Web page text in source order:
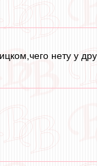
нету у